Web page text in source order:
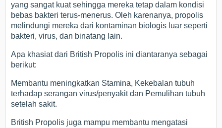
yang sangat kuat sehingga mereka tetap dalam kondisi
bebas bakteri terus-menerus. Oleh karenanya, propolis
melindungi mereka dari kontaminan biologis luar seperti
bakteri, virus, dan binatang lain.
Apa khasiat dari British Propolis ini diantaranya sebagai
berikut:
Membantu meningkatkan Stamina, Kekebalan tubuh
terhadap serangan virus/penyakit dan Pemulihan tubuh
setelah sakit.
British Propolis juga mampu membantu mengatasi